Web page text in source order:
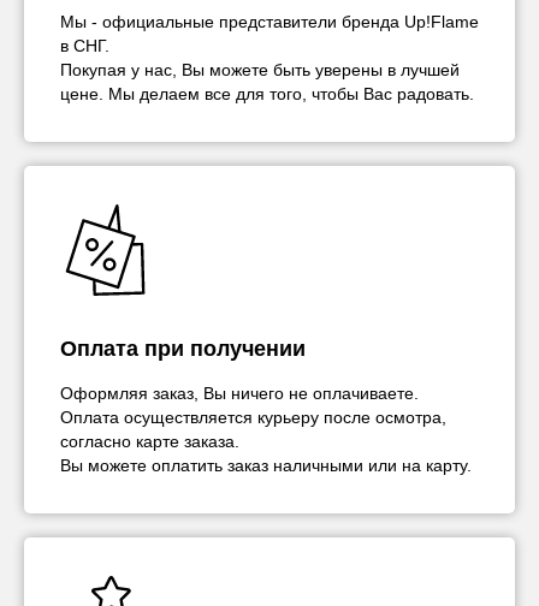
Мы - официальные представители бренда Up!Flame
в СНГ.
Покупая у нас, Вы можете быть уверены в лучшей
цене. Мы делаем все для того, чтобы Вас радовать.
Оплата при получении
Оформляя заказ, Вы ничего не оплачиваете.
Оплата осуществляется курьеру после осмотра,
согласно карте заказа.
Вы можете оплатить заказ наличными или на карту.